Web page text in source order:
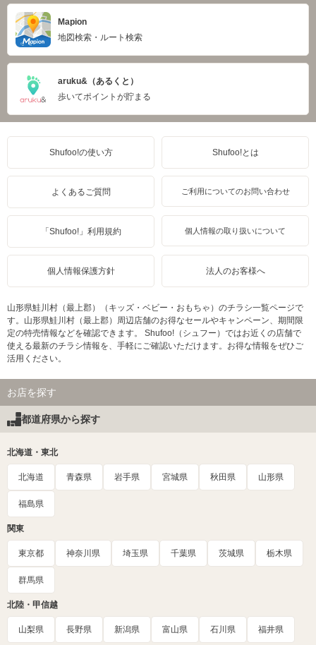
Mapion
地図検索・ルート検索
aruku&（あるくと）
歩いてポイントが貯まる
Shufoo!の使い方 Shufoo!とは
よくあるご質問 ご利用についてのお問い合わせ
「Shufoo!」利用規約 個人情報の取り扱いについて
個人情報保護方針 法人のお客様へ
山形県鮭川村（最上郡）（キッズ・ベビー・おもちゃ）のチラシ一覧ページで
す。山形県鮭川村（最上郡）周辺店舗のお得なセールやキャンペーン、期間限
定の特売情報などを確認できます。 Shufoo!（シュフー）ではお近くの店舗で
使える最新のチラシ情報を、手軽にご確認いただけます。お得な情報をぜひご
活用ください。
お店を探す
都道府県から探す
北海道・東北
北海道 青森県 岩手県 宮城県 秋田県 山形県
福島県
関東
東京都 神奈川県 埼玉県 千葉県 茨城県 栃木県
群馬県
北陸・甲信越
山梨県 長野県 新潟県 富山県 石川県 福井県